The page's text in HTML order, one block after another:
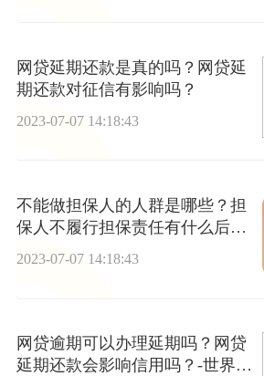
网贷延期还款是真的吗？网贷延
期还款对征信有影响吗？
2023-07-07 14:18:43
不能做担保人的人群是哪些？担
保人不履行担保责任有什么后
果？
2023-07-07 14:18:43
网贷逾期可以办理延期吗？网贷
延期还款会影响信用吗？-世界今